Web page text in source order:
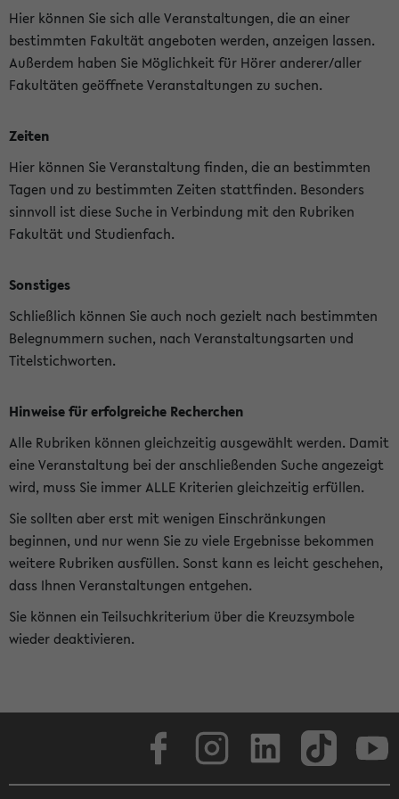
Hier können Sie sich alle Veranstaltungen, die an einer
bestimmten Fakultät angeboten werden, anzeigen lassen.
Außerdem haben Sie Möglichkeit für Hörer anderer/aller
Fakultäten geöffnete Veranstaltungen zu suchen.
Zeiten
Hier können Sie Veranstaltung finden, die an bestimmten
Tagen und zu bestimmten Zeiten stattfinden. Besonders
sinnvoll ist diese Suche in Verbindung mit den Rubriken
Fakultät und Studienfach.
Sonstiges
Schließlich können Sie auch noch gezielt nach bestimmten
Belegnummern suchen, nach Veranstaltungsarten und
Titelstichworten.
Hinweise für erfolgreiche Recherchen
Alle Rubriken können gleichzeitig ausgewählt werden. Damit
eine Veranstaltung bei der anschließenden Suche angezeigt
wird, muss Sie immer ALLE Kriterien gleichzeitig erfüllen.
Sie sollten aber erst mit wenigen Einschränkungen
beginnen, und nur wenn Sie zu viele Ergebnisse bekommen
weitere Rubriken ausfüllen. Sonst kann es leicht geschehen,
dass Ihnen Veranstaltungen entgehen.
Sie können ein Teilsuchkriterium über die Kreuzsymbole
wieder deaktivieren.